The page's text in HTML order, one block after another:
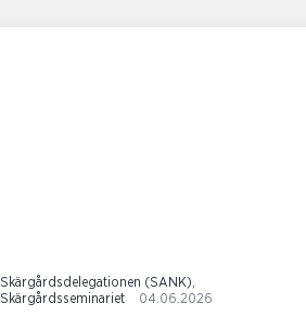
Skärgårdsdelegationen (SANK),
Skärgårdsseminariet
04.06.2026